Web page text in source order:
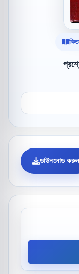
ডাউনলোড করুন